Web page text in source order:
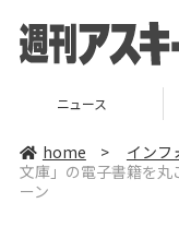
ニュース
home > インフ
文庫」の電子書籍を
ーン